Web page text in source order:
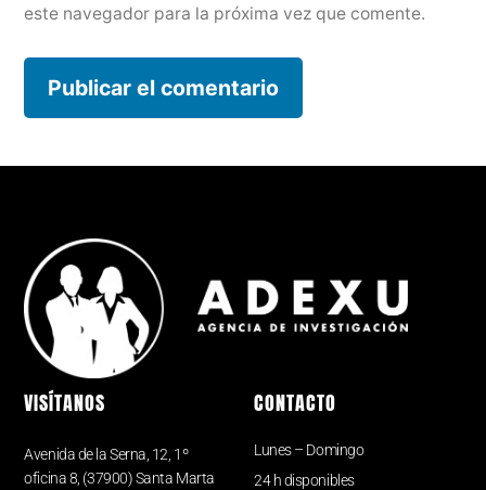
este navegador para la próxima vez que comente.
VISÍTANOS
Avenida de la Serna, 12, 1º
oficina 8, (37900) Santa Marta
CONTACTO
Lunes – Domingo
24 h disponibles